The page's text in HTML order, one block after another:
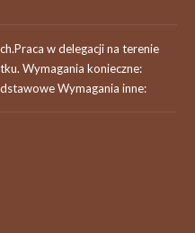
w delegacji na terenie
Wymagania konieczne:
Wymagania inne: